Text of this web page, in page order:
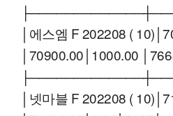
│에스엠 F 202208 (
│70900.00│1000.00
│넷마블 F 202208 (